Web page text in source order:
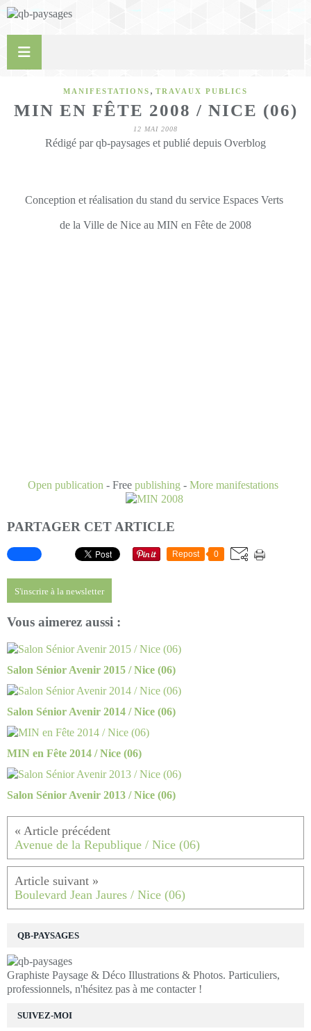
MANIFESTATIONS , TRAVAUX PUBLICS
MIN EN FÊTE 2008 / NICE (06)
12 MAI 2008
Rédigé par qb-paysages et publié depuis Overblog
Conception et réalisation du stand du service Espaces Verts
de la Ville de Nice au MIN en Fête de 2008
Open publication - Free publishing - More manifestations
PARTAGER CET ARTICLE
Repost 0
S'inscrire à la newsletter
Vous aimerez aussi :
Salon Sénior Avenir 2015 / Nice (06)
Salon Sénior Avenir 2014 / Nice (06)
MIN en Fête 2014 / Nice (06)
Salon Sénior Avenir 2013 / Nice (06)
Avenue de la Republique / Nice (06)
Boulevard Jean Jaures / Nice (06)
SUIVEZ-MOI
QB-PAYSAGES
Graphiste Paysage & Déco Illustrations & Photos. Particuliers,
professionnels, n'hésitez pas à me contacter !